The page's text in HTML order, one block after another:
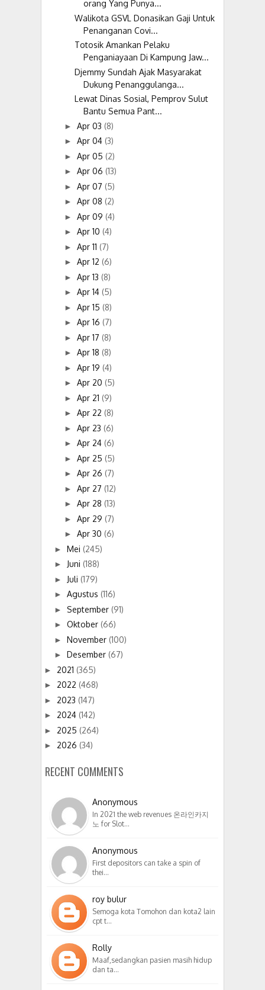
orang Yang Punya...
Walikota GSVL Donasikan Gaji Untuk
Penanganan Covi...
Totosik Amankan Pelaku
Penganiayaan Di Kampung Jaw...
Djemmy Sundah Ajak Masyarakat
Dukung Penanggulanga...
Lewat Dinas Sosial, Pemprov Sulut
Bantu Semua Pant...
► Apr 03 (8)
► Apr 04 (3)
► Apr 05 (2)
► Apr 06 (13)
► Apr 07 (5)
► Apr 08 (2)
► Apr 09 (4)
► Apr 10 (4)
► Apr 11 (7)
► Apr 12 (6)
► Apr 13 (8)
► Apr 14 (5)
► Apr 15 (8)
► Apr 16 (7)
► Apr 17 (8)
► Apr 18 (8)
► Apr 19 (4)
► Apr 20 (5)
► Apr 21 (9)
► Apr 22 (8)
► Apr 23 (6)
► Apr 24 (6)
► Apr 25 (5)
► Apr 26 (7)
► Apr 27 (12)
► Apr 28 (13)
► Apr 29 (7)
► Apr 30 (6)
► Mei (245)
► Juni (188)
► Juli (179)
► Agustus (116)
► September (91)
► Oktober (66)
► November (100)
► Desember (67)
► 2021 (365)
► 2022 (468)
► 2023 (147)
► 2024 (142)
► 2025 (264)
► 2026 (34)
RECENT COMMENTS
Anonymous
In 2021 the web revenues 온라인카지
노 for Slot…
Anonymous
First depositors can take a spin of
thei…
roy bulur
Semoga kota Tomohon dan kota2 lain
cpt t…
Rolly
Maaf,sedangkan pasien masih hidup
dan ta…